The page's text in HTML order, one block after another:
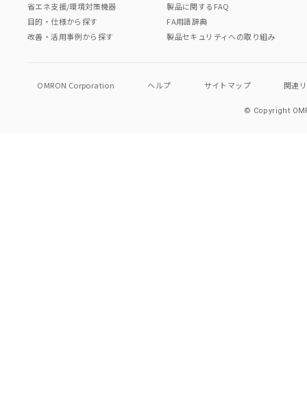
省エネ支援/環境対策機器
目的・仕様から探す
改善・活用事例から探す
製品に関するFAQ
FA用語辞典
製品セキュリティへの取り組み
OMRON Corporation ヘルプ サイトマップ 関連
© Copyright